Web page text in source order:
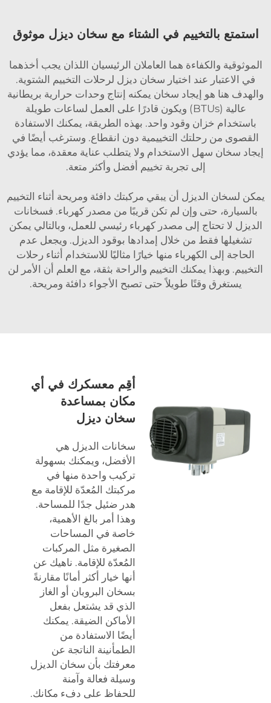
استمتع بالتخييم في الشتاء مع سخان ديزل موثوق
الموثوقية والكفاءة هما العاملان الرئيسيان اللذان يجب أخذهما
في الاعتبار عند اختيار سخان ديزل لرحلات التخييم الشتوية.
والهدف هنا هو إيجاد سخان يمكنه إنتاج وحدات حرارية بريطانية
عالية (BTUs) ويكون قادرًا على العمل لساعات طويلة
باستخدام خزان وقود واحد. بهذه الطريقة، يمكنك الاستفادة
القصوى من رحلتك التخييمية دون انقطاع. وسترغب أيضًا في
إيجاد سخان سهل الاستخدام ولا يتطلب عناية معقدة، مما يؤدي
إلى تجربة تخييم أفضل وأكثر متعة.
يمكن لسخان الديزل أن يبقي مركبتك دافئة ومريحة أثناء التخييم
بالسيارة، حتى وإن لم تكن قريبًا من مصدر كهرباء. فسخانات
الديزل لا تحتاج إلى مصدر كهرباء رئيسي للعمل، وبالتالي يمكن
تشغيلها فقط من خلال إمدادها بوقود الديزل. ويجعل عدم
الحاجة إلى الكهرباء منها خيارًا مثاليًا للاستخدام أثناء رحلات
التخييم. وبهذا يمكنك التخييم والراحة بثقة، مع العلم أن الأمر لن
يستغرق وقتًا طويلاً حتى تصبح الأجواء دافئة ومريحة.
أقِم معسكرك في أي
مكان بمساعدة
سخان ديزل
سخانات الديزل هي
الأفضل، ويمكنك بسهولة
تركيب واحدة منها في
مركبتك المُعدّة للإقامة مع
هدر ضئيل جدًا للمساحة.
وهذا أمر بالغ الأهمية،
خاصة في المساحات
الصغيرة مثل المركبات
المُعدّة للإقامة. ناهيك عن
أنها خيار أكثر أمانًا مقارنةً
بسخان البروبان أو الغاز
الذي قد يشتعل بفعل
الأماكن الضيقة. يمكنك
أيضًا الاستفادة من
الطمأنينة الناتجة عن
معرفتك بأن سخان الديزل
وسيلة فعالة وآمنة
للحفاظ على دفء مكانك.